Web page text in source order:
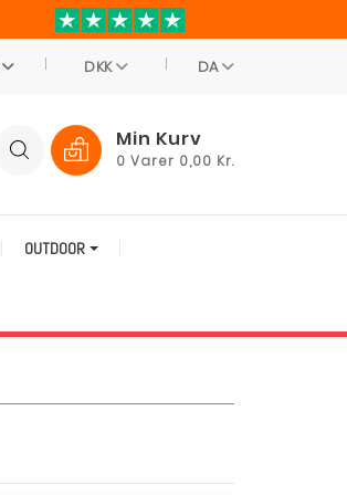
DKK DA
Min Kurv
0 Varer 0,00 Kr.
OUTDOOR